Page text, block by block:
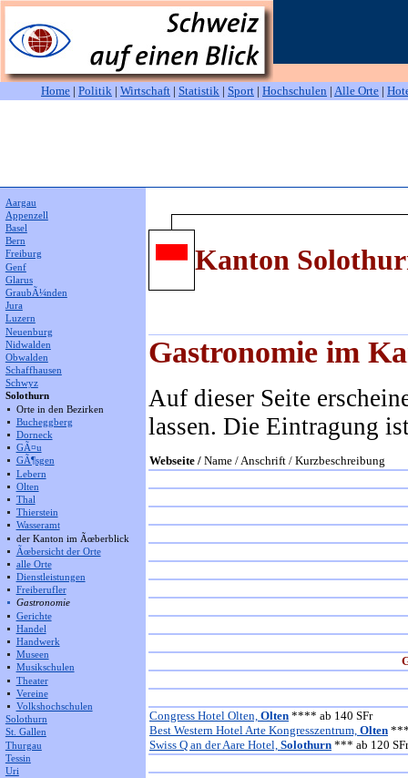
Home | Politik | Wirtschaft | Statistik | Sport | Hochschulen | Alle Orte |
Aargau
Appenzell
Basel
Bern
Freiburg
Genf
Glarus
GraubÃ¼nden
Jura
Luzern
Neuenburg
Nidwalden
Obwalden
Schaffhausen
Schwyz
Solothurn
Orte in den Bezirken
Bucheggberg
Dorneck
GÃ¤u
GÃ¶sgen
Lebern
Olten
Thal
Thierstein
Wasseramt
der Kanton im Ãœberblick
Ãœbersicht der Orte
alle Orte
Dienstleistungen
Freiberufler
Gastronomie
Gerichte
Handel
Handwerk
Museen
Musikschulen
Theater
Vereine
Volkshochschulen
Solothurn
St. Gallen
Thurgau
Tessin
Uri
Kanton
Gastronomie im
Auf dieser Seite
lassen. Die Eintragung
Webseite / Name / Anschrift / Kurzbeschreibung
Congress Hotel Olten, Olten **** ab 140 SFr
Best Western Hotel Arte Kongresszentrum, Olten
Swiss Q an der Aare Hotel, Solothurn *** ab 120 SFr